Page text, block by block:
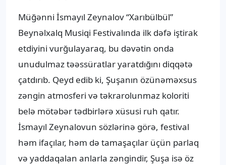
Müğənni İsmayıl Zeynalov “Xarıbülbül”
Beynəlxalq Musiqi Festivalında ilk dəfə iştirak
etdiyini vurğulayaraq, bu dəvətin onda
unudulmaz təəssüratlar yaratdığını diqqətə
çatdırıb. Qeyd edib ki, Şuşanın özünəməxsus
zəngin atmosferi və təkrarolunmaz koloriti
belə mötəbər tədbirlərə xüsusi ruh qatır.
İsmayıl Zeynalovun sözlərinə görə, festival
həm ifaçılar, həm də tamaşaçılar üçün parlaq
və yaddaqalan anlarla zəngindir, Şuşa isə öz